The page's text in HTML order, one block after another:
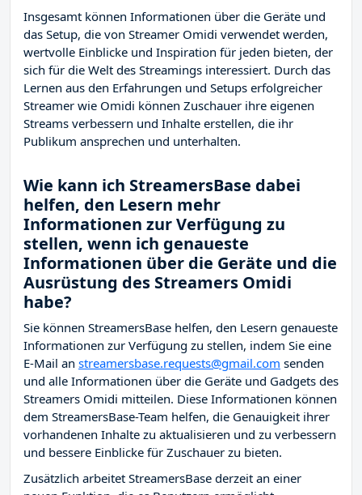
Insgesamt können Informationen über die Geräte und
das Setup, die von Streamer Omidi verwendet werden,
wertvolle Einblicke und Inspiration für jeden bieten, der
sich für die Welt des Streamings interessiert. Durch das
Lernen aus den Erfahrungen und Setups erfolgreicher
Streamer wie Omidi können Zuschauer ihre eigenen
Streams verbessern und Inhalte erstellen, die ihr
Publikum ansprechen und unterhalten.
Wie kann ich StreamersBase dabei
helfen, den Lesern mehr
Informationen zur Verfügung zu
stellen, wenn ich genaueste
Informationen über die Geräte und die
Ausrüstung des Streamers Omidi
habe?
Sie können StreamersBase helfen, den Lesern genaueste
Informationen zur Verfügung zu stellen, indem Sie eine
E-Mail an streamersbase.requests@gmail.com senden
und alle Informationen über die Geräte und Gadgets des
Streamers Omidi mitteilen. Diese Informationen können
dem StreamersBase-Team helfen, die Genauigkeit ihrer
vorhandenen Inhalte zu aktualisieren und zu verbessern
und bessere Einblicke für Zuschauer zu bieten.
Zusätzlich arbeitet StreamersBase derzeit an einer